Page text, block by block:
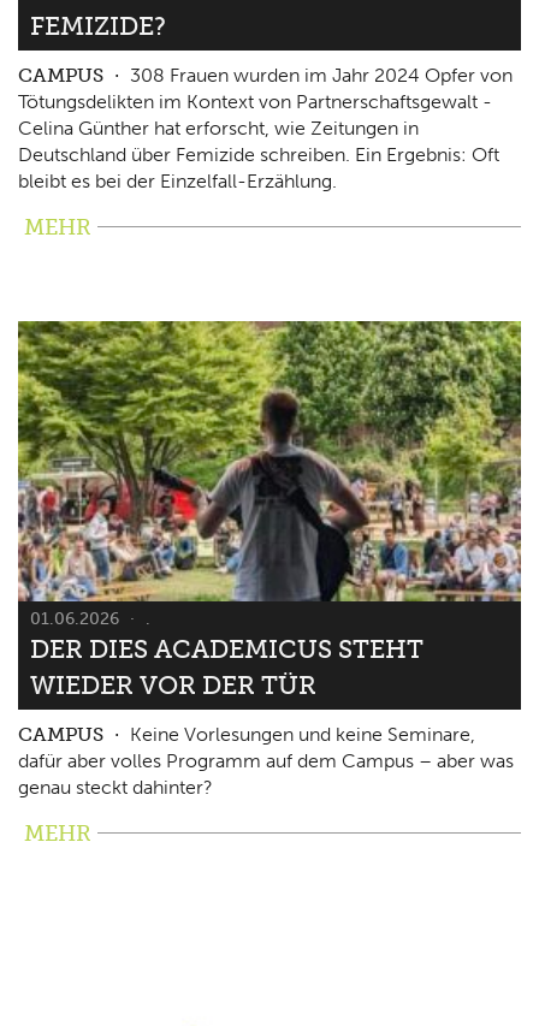
FEMIZIDE?
CAMPUS
308 Frauen wurden im Jahr 2024 Opfer von
Tötungsdelikten im Kontext von Partnerschaftsgewalt -
Celina Günther hat erforscht, wie Zeitungen in
Deutschland über Femizide schreiben. Ein Ergebnis: Oft
bleibt es bei der Einzelfall-Erzählung.
MEHR
01.06.2026 .
DER DIES ACADEMICUS STEHT
WIEDER VOR DER TÜR
CAMPUS
Keine Vorlesungen und keine Seminare,
dafür aber volles Programm auf dem Campus – aber was
genau steckt dahinter?
MEHR